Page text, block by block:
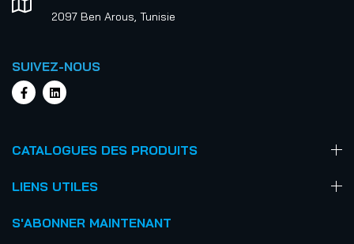
2097 Ben Arous, Tunisie
SUIVEZ-NOUS
CATALOGUES DES PRODUITS
LIENS UTILES
S'ABONNER MAINTENANT